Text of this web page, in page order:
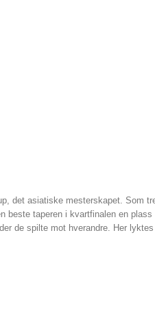
det asiatiske mesterskapet. Som
taperen i kvartfinalen en
de spilte mot hverandre. Her